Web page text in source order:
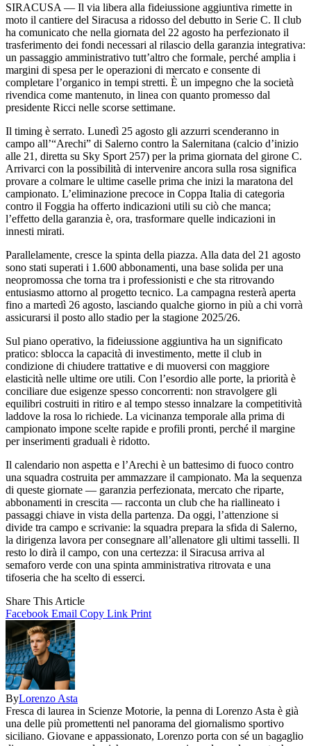
SIRACUSA — Il via libera alla fideiussione aggiuntiva rimette in
moto il cantiere del Siracusa a ridosso del debutto in Serie C. Il club
ha comunicato che nella giornata del 22 agosto ha perfezionato il
trasferimento dei fondi necessari al rilascio della garanzia integrativa:
un passaggio amministrativo tutt’altro che formale, perché amplia i
margini di spesa per le operazioni di mercato e consente di
completare l’organico in tempi stretti. È un impegno che la società
rivendica come mantenuto, in linea con quanto promesso dal
presidente Ricci nelle scorse settimane.
Il timing è serrato. Lunedì 25 agosto gli azzurri scenderanno in
campo all’“Arechi” di Salerno contro la Salernitana (calcio d’inizio
alle 21, diretta su Sky Sport 257) per la prima giornata del girone C.
Arrivarci con la possibilità di intervenire ancora sulla rosa significa
provare a colmare le ultime caselle prima che inizi la maratona del
campionato. L’eliminazione precoce in Coppa Italia di categoria
contro il Foggia ha offerto indicazioni utili su ciò che manca;
l’effetto della garanzia è, ora, trasformare quelle indicazioni in
innesti mirati.
Parallelamente, cresce la spinta della piazza. Alla data del 21 agosto
sono stati superati i 1.600 abbonamenti, una base solida per una
neopromossa che torna tra i professionisti e che sta ritrovando
entusiasmo attorno al progetto tecnico. La campagna resterà aperta
fino a martedì 26 agosto, lasciando qualche giorno in più a chi vorrà
assicurarsi il posto allo stadio per la stagione 2025/26.
Sul piano operativo, la fideiussione aggiuntiva ha un significato
pratico: sblocca la capacità di investimento, mette il club in
condizione di chiudere trattative e di muoversi con maggiore
elasticità nelle ultime ore utili. Con l’esordio alle porte, la priorità è
conciliare due esigenze spesso concorrenti: non stravolgere gli
equilibri costruiti in ritiro e al tempo stesso innalzare la competitività
laddove la rosa lo richiede. La vicinanza temporale alla prima di
campionato impone scelte rapide e profili pronti, perché il margine
per inserimenti graduali è ridotto.
Il calendario non aspetta e l’Arechi è un battesimo di fuoco contro
una squadra costruita per ammazzare il campionato. Ma la sequenza
di queste giornate — garanzia perfezionata, mercato che riparte,
abbonamenti in crescita — racconta un club che ha riallineato i
passaggi chiave in vista della partenza. Da oggi, l’attenzione si
divide tra campo e scrivanie: la squadra prepara la sfida di Salerno,
la dirigenza lavora per consegnare all’allenatore gli ultimi tasselli. Il
resto lo dirà il campo, con una certezza: il Siracusa arriva al
semaforo verde con una spinta amministrativa ritrovata e una
tifoseria che ha scelto di esserci.
Share This Article
Facebook Email Copy Link Print
ByLorenzo Asta
Fresca di laurea in Scienze Motorie, la penna di Lorenzo Asta è già
una delle più promettenti nel panorama del giornalismo sportivo
siciliano. Giovane e appassionato, Lorenzo porta con sé un bagaglio